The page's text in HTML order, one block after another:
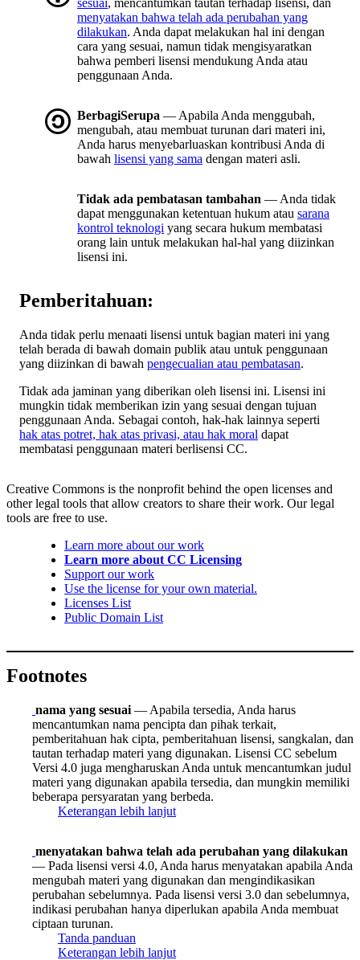
sesuai, mencantumkan tautan terhadap lisensi, dan
menyatakan bahwa telah ada perubahan yang
dilakukan. Anda dapat melakukan hal ini dengan
cara yang sesuai, namun tidak mengisyaratkan
bahwa pemberi lisensi mendukung Anda atau
penggunaan Anda.
BerbagiSerupa — Apabila Anda menggubah,
mengubah, atau membuat turunan dari materi ini,
Anda harus menyebarluaskan kontribusi Anda di
bawah lisensi yang sama dengan materi asli.
Tidak ada pembatasan tambahan — Anda tidak
dapat menggunakan ketentuan hukum atau sarana
kontrol teknologi yang secara hukum membatasi
orang lain untuk melakukan hal-hal yang diizinkan
lisensi ini.
Pemberitahuan:
Anda tidak perlu menaati lisensi untuk bagian materi ini yang
telah berada di bawah domain publik atau untuk penggunaan
yang diizinkan di bawah pengecualian atau pembatasan.
Tidak ada jaminan yang diberikan oleh lisensi ini. Lisensi ini
mungkin tidak memberikan izin yang sesuai dengan tujuan
penggunaan Anda. Sebagai contoh, hak-hak lainnya seperti
hak atas potret, hak atas privasi, atau hak moral dapat
membatasi penggunaan materi berlisensi CC.
Creative Commons is the nonprofit behind the open licenses and
other legal tools that allow creators to share their work. Our legal
tools are free to use.
Learn more about our work
Learn more about CC Licensing
Support our work
Use the license for your own material.
Licenses List
Public Domain List
Footnotes
nama yang sesuai — Apabila tersedia, Anda harus
mencantumkan nama pencipta dan pihak terkait,
pemberitahuan hak cipta, pemberitahuan lisensi, sangkalan, dan
tautan terhadap materi yang digunakan. Lisensi CC sebelum
Versi 4.0 juga mengharuskan Anda untuk mencantumkan judul
materi yang digunakan apabila tersedia, dan mungkin memiliki
beberapa persyaratan yang berbeda.
Keterangan lebih lanjut
menyatakan bahwa telah ada perubahan yang dilakukan
— Pada lisensi versi 4.0, Anda harus menyatakan apabila Anda
mengubah materi yang digunakan dan mengindikasikan
perubahan sebelumnya. Pada lisensi versi 3.0 dan sebelumnya,
indikasi perubahan hanya diperlukan apabila Anda membuat
ciptaan turunan.
Tanda panduan
Keterangan lebih lanjut